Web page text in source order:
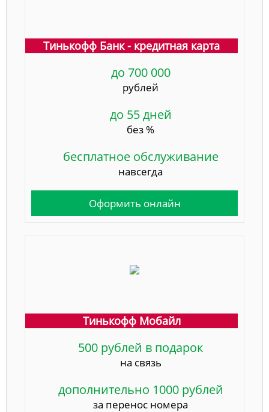
Тинькофф Банк - кредитная карта
до 700 000
рублей
до 55 дней
без %
бесплатное обслуживание
навсегда
Оформить онлайн
Тинькофф Мобайл
500 рублей в подарок
на связь
дополнительно 1000 рублей
за перенос номера